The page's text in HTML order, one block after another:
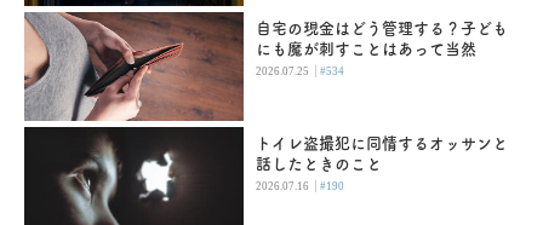
自宅の現金はどう管理する？子ども
にも魔が刺すことはあって当然
2026.07.25 |#534
トイレ盗撮犯に同情するオッサンと
話したときのこと
2026.07.16 |#190